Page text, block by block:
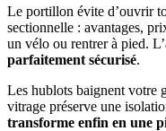
Le portillon évite d’ouvrir
sectionnelle : avantages,
un vélo ou rentrer à pied.
parfaitement sécurisé.
Les hublots baignent votre
vitrage préserve une
transforme enfin en une